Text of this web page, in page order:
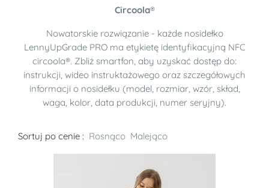
Circoola®
Nowatorskie rozwiązanie - każde nosidełko
LennyUpGrade PRO ma etykietę identyfikacyjną NFC
circoola®. Zbliż smartfon, aby uzyskać dostęp do:
instrukcji, wideo instruktażowego oraz szczegółowych
informacji o nosidełku (model, rozmiar, wzór, skład,
waga, kolor, data produkcji, numer seryjny).
Sortuj po cenie : Rosnąco Malejąco